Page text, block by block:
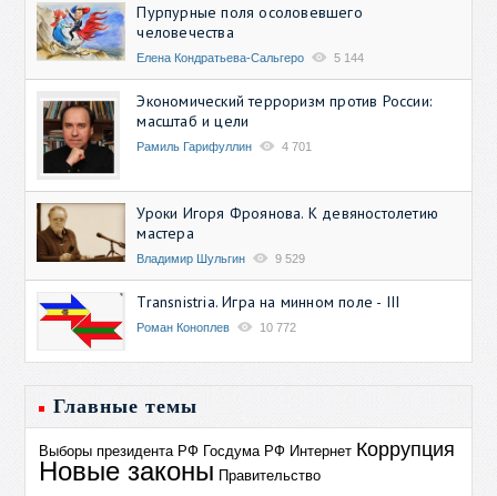
Пурпурные поля осоловевшего
человечества
Елена Кондратьева-Сальгеро 5 144
Экономический терроризм против России:
масштаб и цели
Рамиль Гарифуллин 4 701
Уроки Игоря Фроянова. К девяностолетию
мастера
Владимир Шульгин 9 529
Transnistria. Игра на минном поле - III
Роман Коноплев 10 772
Главные темы
Выборы президента РФ Госдума РФ Интернет Коррупция
Новые законы Правительство